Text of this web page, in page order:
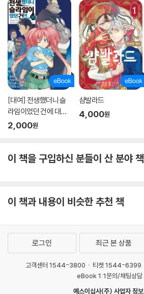
[대여] 전생했더니 슬
라임이었던 건에 대하
여(코믹스) 30권
2,000원
샴발라드
4,000원
이 책을 구입하신 분들이 산 분야 책
이 책과 내용이 비슷한 추천 책
로그인 최근 본 상품
고객센터 1544-3800 티켓 1544-6399
eBook 1:1문의/채팅상담
예스이십사(주) 사업자 정보